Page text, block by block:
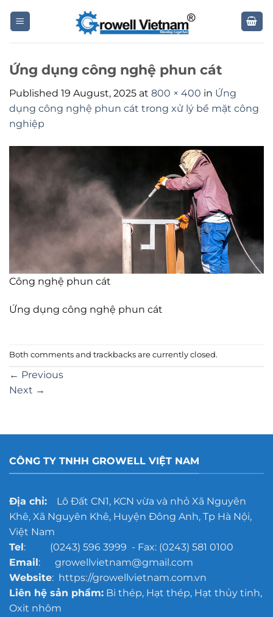
Ứng dụng công nghệ phun cát
Published 19 August, 2025 at 800 × 400 in Ứng
dụng công nghệ phun cát trong xử lý bề mặt công
nghiệp
Công nghệ phun cát
Ứng dụng công nghệ phun cát
Both comments and trackbacks are currently closed.
← Previous
Next →
CÔNG TY TNHH GROWELL VIỆT NAM
Địa chỉ:Lô Đất CN1, KCN vừa và nhỏ Xã Nguyên
Khê, Xã Nguyên Khê, Huyện Đông Anh, Tp Hà Nội,
Việt Nam
Tel: (0243) 596 3999 - Fax: (0243) 581 0100
Email: growellvietnam@gmail.com
Website: https://growellvietnam.com.vn
Liên hệ sản phẩm:Bi thép, Hạt thép, Hạt thủy tinh,
Oxit nhôm